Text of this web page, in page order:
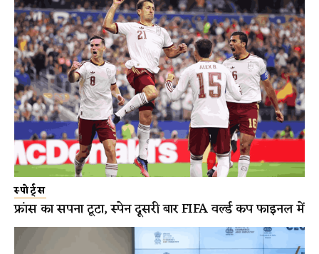
स्पोर्ट्स
फ्रांस का सपना टूटा, स्पेन दूसरी बार FIFA वर्ल्ड कप फाइनल में